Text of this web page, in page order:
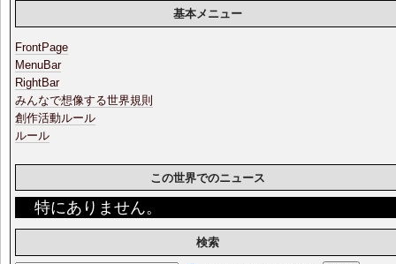
基本メニュー
FrontPage
MenuBar
RightBar
みんなで想像する世界規則
創作活動ルール
ルール
この世界でのニュース
特にありません。
検索